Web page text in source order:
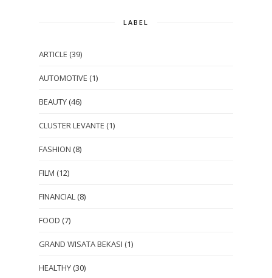
LABEL
ARTICLE (39)
AUTOMOTIVE (1)
BEAUTY (46)
CLUSTER LEVANTE (1)
FASHION (8)
FILM (12)
FINANCIAL (8)
FOOD (7)
GRAND WISATA BEKASI (1)
HEALTHY (30)